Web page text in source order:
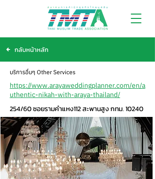
กลับหน้าหลัก
บริการอื่นๆ Other Services
https://www.arayaweddingplanner.com/en/a
uthentic-nikah-with-araya-thailand/
254/60 ซอยรามคำแหง112 สะพานสูง กทม. 10240